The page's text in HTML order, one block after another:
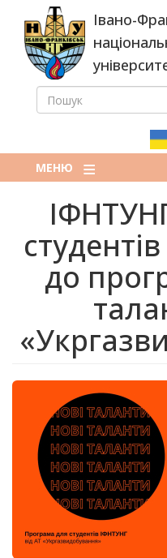
основного
вмісту
Івано-
ПОШУК
МЕНЮ
до